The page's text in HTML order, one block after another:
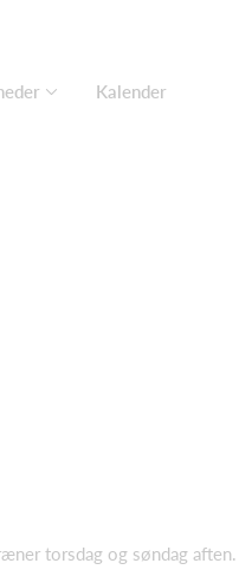
Kalender
torsdag og søndag aften.